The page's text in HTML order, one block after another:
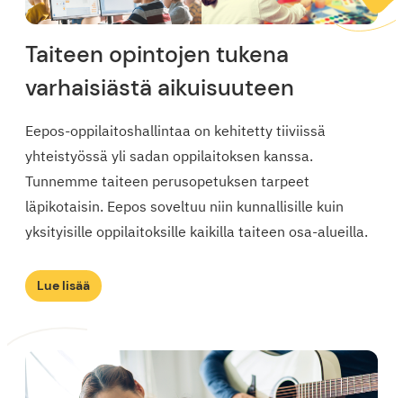
Taiteen opintojen tukena
varhaisiästä aikuisuuteen
Eepos-oppilaitoshallintaa on kehitetty tiiviissä
yhteistyössä yli sadan oppilaitoksen kanssa.
Tunnemme taiteen perusopetuksen tarpeet
läpikotaisin. Eepos soveltuu niin kunnallisille kuin
yksityisille oppilaitoksille kaikilla taiteen osa-alueilla.
Lue lisää